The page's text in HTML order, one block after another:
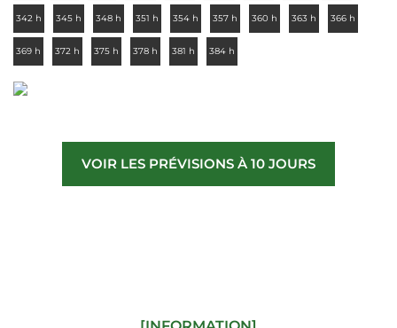
342 h 345 h 348 h 351 h 354 h 357 h 360 h 363 h 366 h
369 h 372 h 375 h 378 h 381 h 384 h
VOIR LES PRÉVISIONS À 10 JOURS